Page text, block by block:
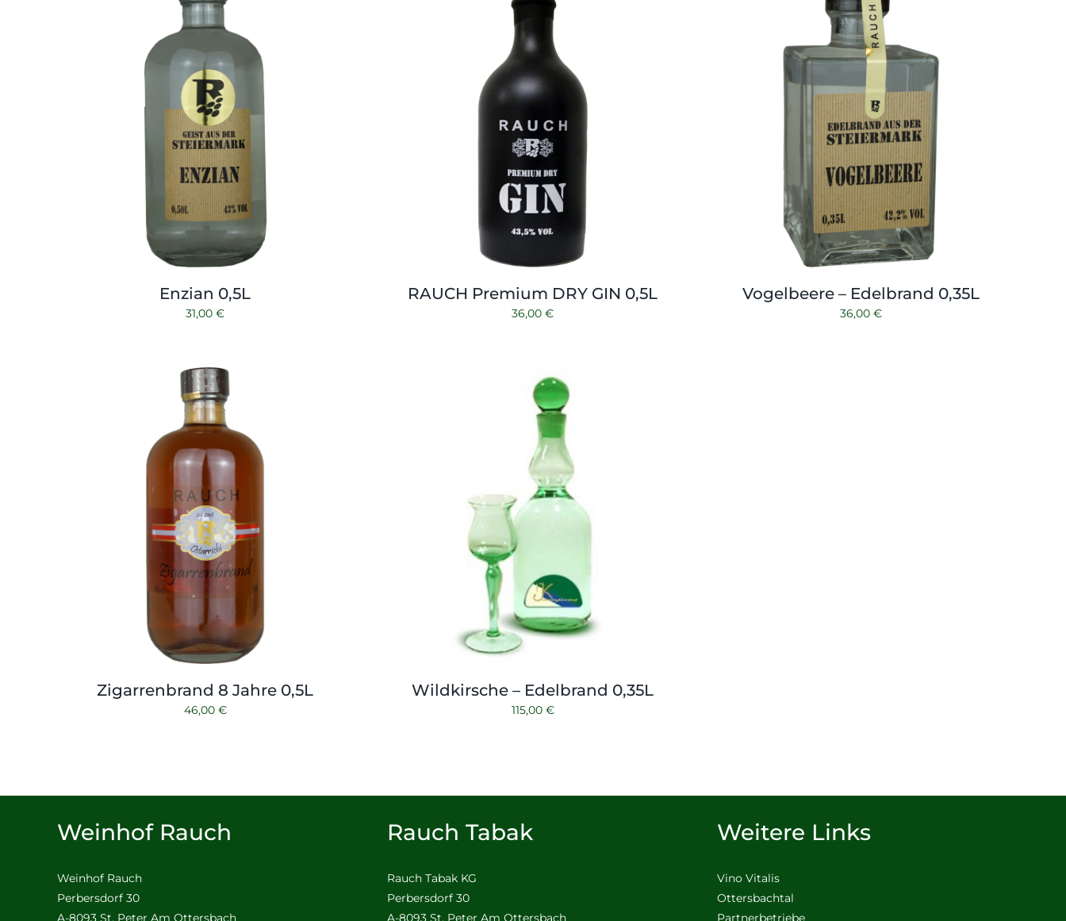
Enzian 0,5L
31,00€
RAUCH Premium DRY GIN 0,5L
36,00€
Vogelbeere – Edelbrand 0,35L
36,00 €
Zigarrenbrand 8 Jahre 0,5L
46,00 €
Wildkirsche – Edelbrand 0,35L
115,00 €
Weinhof Rauch
Weinhof Rauch
Perbersdorf 30
A-8093 St. Peter Am Ottersbach
Rauch Tabak
Rauch Tabak KG
Perbersdorf 30
A-8093 St. Peter Am Ottersbach
Weitere Links
Vino Vitalis
Ottersbachtal
Partnerbetriebe